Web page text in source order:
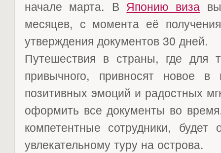
начале марта. В Японию виза
месяцев, с момента её
утверждения документов 30 дней.
Путешествия в страны, где для
привычного, привносят новое
позитивных эмоций и радостных
оформить все документы во
компетентные сотрудники,
увлекательному туру на острова.